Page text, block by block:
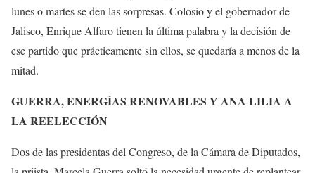
lunes o martes se den las sorpresas. Colosio y el gobernador de
Jalisco, Enrique Alfaro tienen la última palabra y la decisión de
ese partido que prácticamente sin ellos, se quedaría a menos de la
mitad.
GUERRA, ENERGÍAS RENOVABLES Y ANA LILIA A
LA REELECCIÓN
Dos de las presidentas del Congreso, de la Cámara de Diputados,